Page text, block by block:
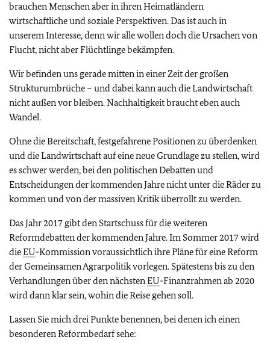
brauchen Menschen aber in ihren Heimatländern
wirtschaftliche und soziale Perspektiven. Das ist auch in
unserem Interesse, denn wir alle wollen doch die Ursachen von
Flucht, nicht aber Flüchtlinge bekämpfen.
Wir befinden uns gerade mitten in einer Zeit der großen
Strukturumbrüche – und dabei kann auch die Landwirtschaft
nicht außen vor bleiben. Nachhaltigkeit braucht eben auch
Wandel.
Ohne die Bereitschaft, festgefahrene Positionen zu überdenken
und die Landwirtschaft auf eine neue Grundlage zu stellen, wird
es schwer werden, bei den politischen Debatten und
Entscheidungen der kommenden Jahre nicht unter die Räder zu
kommen und von der massiven Kritik überrollt zu werden.
Das Jahr 2017 gibt den Startschuss für die weiteren
Reformdebatten der kommenden Jahre. Im Sommer 2017 wird
dieEU-Kommission voraussichtlich ihre Pläne für eine Reform
der Gemeinsamen Agrarpolitik vorlegen. Spätestens bis zu den
Verhandlungen über den nächstenEU-Finanzrahmen ab 2020
wird dann klar sein, wohin die Reise gehen soll.
Lassen Sie mich drei Punkte benennen, bei denen ich einen
besonderen Reformbedarf sehe: